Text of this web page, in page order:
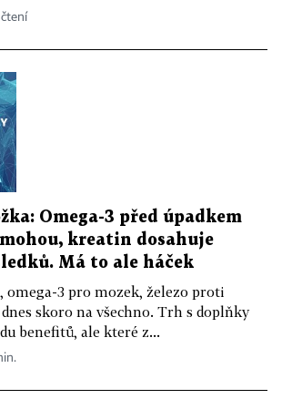
Omega-3 před úpadkem
kreatin dosahuje
Má to ale háček
omega-3 pro mozek, železo proti
skoro na všechno. Trh s doplňky
benefitů, ale které z...